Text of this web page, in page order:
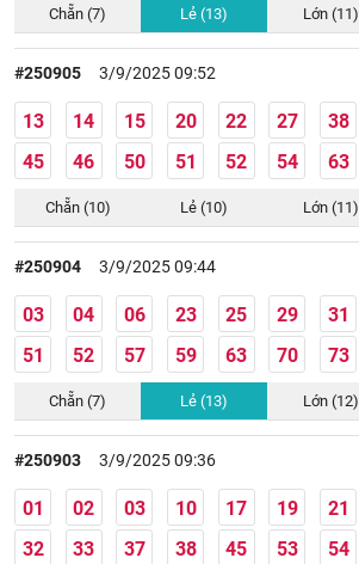
Chẵn (7) Lẻ (13) Lớn (11)
#250905 3/9/2025 09:52
13 14 15 20 22 27 38
45
46 50 51 52 54 63
Chẵn (10) Lẻ (10) Lớn (11)
#250904 3/9/2025 09:44
03 04 06 23 25 29 31
51
52 57 59 63 70 73
Chẵn (7) Lẻ (13) Lớn (12)
#250903 3/9/2025 09:36
01 02 03 10 17 19 21
32
33 37 38 45 53 54